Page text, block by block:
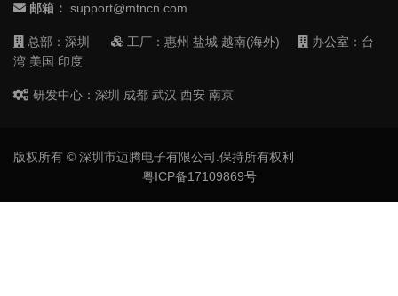
邮箱： support@mtncn.com
总部：深圳 工厂：惠州 盐城 越南(海外)
办公室：台
湾 美国 印度
研发中心：深圳 成都 武汉 西安 南京
版权所有 © 深圳市迈腾电子有限公司.保持所有权利
粤ICP备17109869号